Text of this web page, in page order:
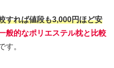
すれば値段も3,000円ほど安
般的なポリエステル枕と比較
す。